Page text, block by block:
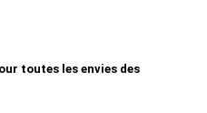
toutes les envies des